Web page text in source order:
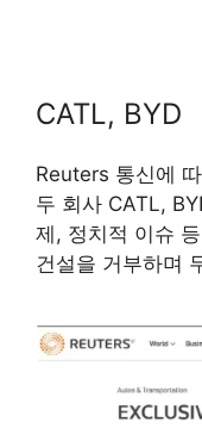
CATL, BYD
Reuters 통신에
두 회사 CATL,
제, 정치적 이슈
건설을 거부하며